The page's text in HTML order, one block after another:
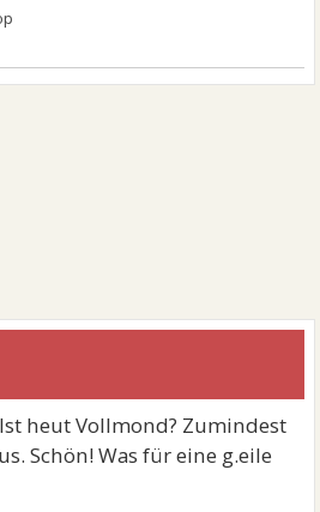
heut Vollmond? Zumindest
Schön! Was für eine g.eile